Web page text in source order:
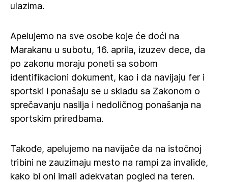
ulazima.
Apelujemo na sve osobe koje će doći na
Marakanu u subotu, 16. aprila, izuzev dece, da
po zakonu moraju poneti sa sobom
identifikacioni dokument, kao i da navijaju fer i
sportski i ponašaju se u skladu sa Zakonom o
sprečavanju nasilja i nedoličnog ponašanja na
sportskim priredbama.
Takođe, apelujemo na navijače da na istočnoj
tribini ne zauzimaju mesto na rampi za invalide,
kako bi oni imali adekvatan pogled na teren.